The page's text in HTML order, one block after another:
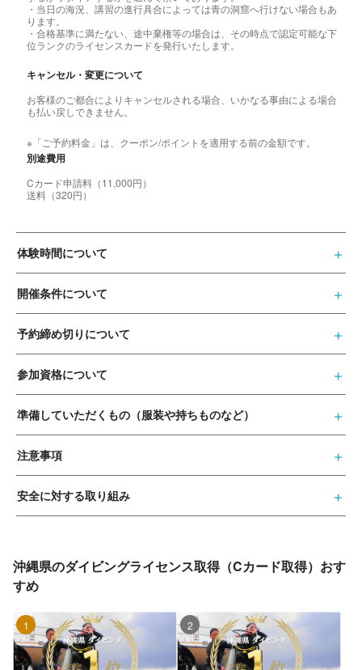
・当日の海況、講習の進行具合によっては青の洞窟へ行けない場合もあ
ります。
・合格基準に満たない、途中棄権等の場合は、その時点で認定可能な下
位ランクのライセンスカードを発行いたします。
キャンセル・変更について
お客様のご都合によりキャンセルされる場合、いかなる事由による場合
も払い戻しできません。
※「ご予約料金」は、クーポン/ポイントを適用する前の金額です。
別途費用
Cカード申請料（11,000円）
送料（320円）
体験時間について
開催条件について
予約締め切りについて
参加資格について
準備していただくもの（服装や持ちものなど）
注意事項
安全に対する取り組み
沖縄県のダイビングライセンス取得（Cカード取得）おす
すめ
1位 2位